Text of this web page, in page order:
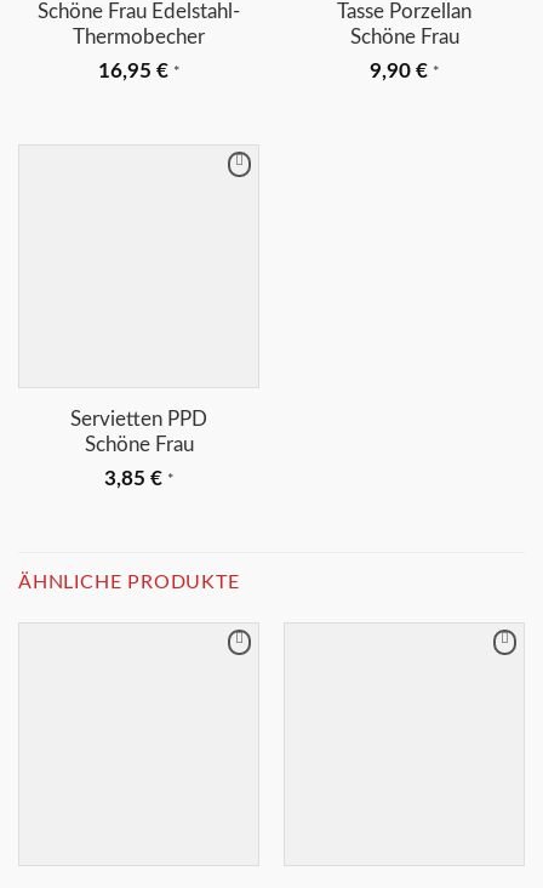
Schöne Frau Edelstahl-
Thermobecher
16,95 € *
Tasse Porzellan
Schöne Frau
9,90 € *
Merkliste
Servietten PPD
Schöne Frau
3,85 € *
ÄHNLICHE PRODUKTE
Merkliste Merkliste